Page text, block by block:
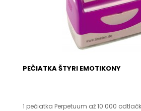
PEČIATKA ŠTYRI EMOTIKONY
1 pečiatka Perpetuum až 10 000